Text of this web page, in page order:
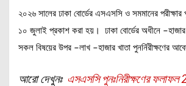
২০২৬ সালের ঢাকা বোর্ডের এসএসসি ও সমমানের পরীক্ষার
১০ জুলাই প্রকাশ করা হয়। ঢাকা বোর্ডের অধীনে –হাজার
সকল বিষয়ের উপর –লাখ –হাজার খাতা পুনর্নিরীক্ষণের
আরো দেখুনঃ এসএসসি পুনঃনিরীক্ষণের